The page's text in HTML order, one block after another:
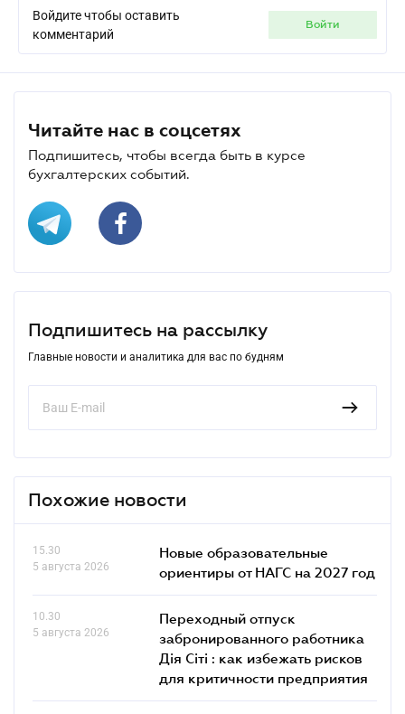
Войдите чтобы оставить
комментарий
войти
Читайте нас в соцсетях
Подпишитесь, чтобы всегда быть в курсе
бухгалтерских событий.
Подпишитесь на рассылку
Главные новости и аналитика для вас по будням
Похожие новости
15.30
5 августа 2026
Новые образовательные
ориентиры от НАГС на 2027 год
10.30
5 августа 2026
Переходный отпуск
забронированного работника
Дія Сіті : как избежать рисков
для критичности предприятия